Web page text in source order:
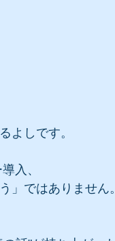
よしです。
入、
」ではありません。